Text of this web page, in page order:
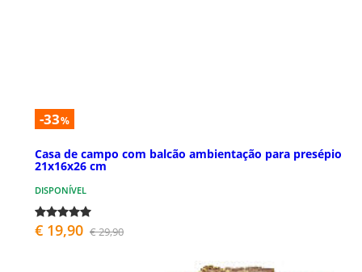
-33%
Casa de campo com balcão ambientação para presépio
21x16x26 cm
DISPONÍVEL
€ 19,90 € 29,90